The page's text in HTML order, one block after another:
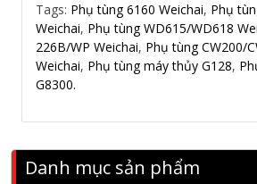
Danh mục sản phẩm
Tags: Phụ tùng 6160 Weichai, Phụ
Weichai, Phụ tùng WD615/WD618
226B/WP Weichai, Phụ tùng CW200/
Weichai, Phụ tùng máy thủy G128,
G8300.